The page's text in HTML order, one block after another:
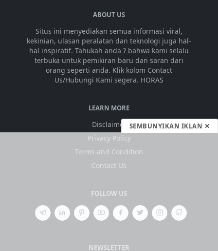
ABOUT US
Situs ini menyediakan semua informasi viral,
kekinian, ulasan peralatan dan teknologi juga hal-
hal inspiratif. Tahukah anda ? bahwa kami selalu
terbuka untuk pemikiran baru dan saran dari
orang seperti anda. Klik kolom Contact
Us/Hubungi Kami segera. HORAS
LEARN MORE
Disclaimer
Privacy Policy
Terms and Condition
Contact Us
FOLLOW US
NEWSLETTER
SEMBUNYIKAN IKLAN ✕